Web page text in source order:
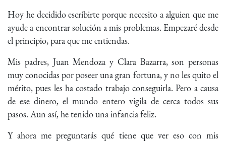
Hoy he decidido escribirte porque necesito a alguien que me
ayude a encontrar solución a mis problemas. Empezaré desde
el principio, para que me entiendas.
Mis padres, Juan Mendoza y Clara Bazarra, son personas
muy conocidas por poseer una gran fortuna, y no les quito el
mérito, pues les ha costado trabajo conseguirla. Pero a causa
de ese dinero, el mundo entero vigila de cerca todos sus
pasos. Aun así, he tenido una infancia feliz.
Y ahora me preguntarás qué tiene que ver eso con mis